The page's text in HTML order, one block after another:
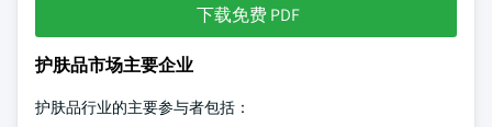
下载免费 PDF
护肤品市场主要企业
护肤品行业的主要参与者包括：